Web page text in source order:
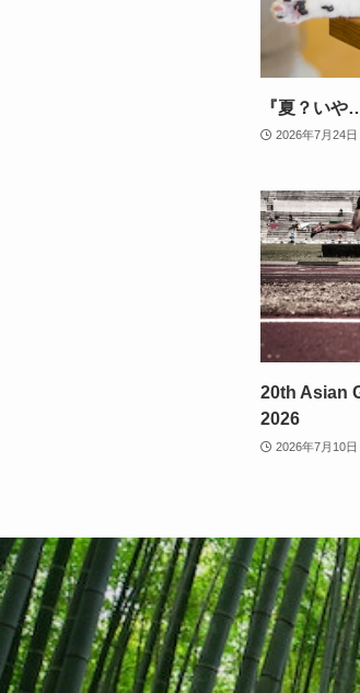
『夏？いや
2026年7月24日
20th Asian
2026
2026年7月10日